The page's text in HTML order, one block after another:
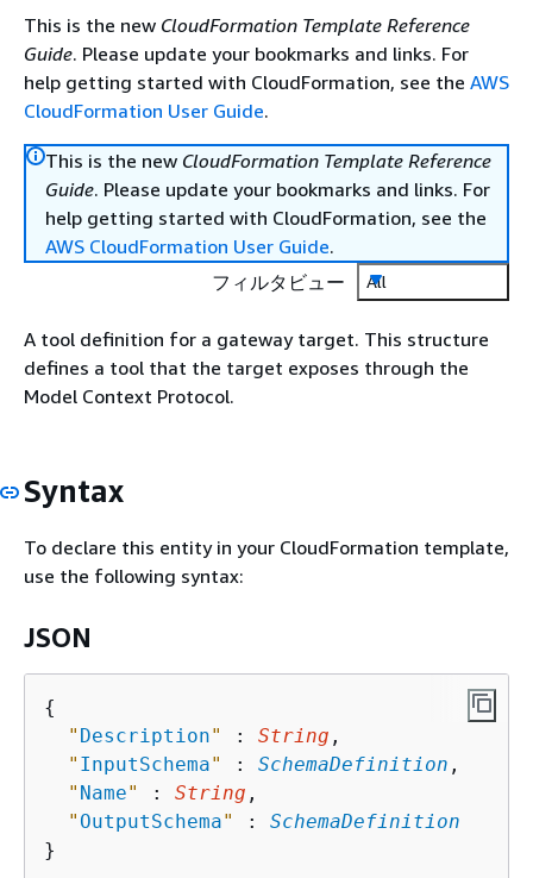
This is the new CloudFormation Template Reference
Guide. Please update your bookmarks and links. For
help getting started with CloudFormation, see the AWS
CloudFormation User Guide.
This is the new CloudFormation Template Reference
Guide. Please update your bookmarks and links. For
help getting started with CloudFormation, see the
AWS CloudFormation User Guide.
フィルタビュー
All
A tool definition for a gateway target. This structure
defines a tool that the target exposes through the
Model Context Protocol.
Syntax
To declare this entity in your CloudFormation template,
use the following syntax:
JSON
{
" Description" : String ,
" InputSchema" : SchemaDefinition ,
" Name" : String ,
" OutputSchema" : SchemaDefinition